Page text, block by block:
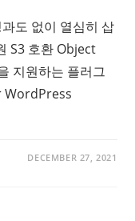
도 없이 열심히 삽
S3 호환 Object
지원하는 플러그
WordPress
DECEMBER 27, 2021